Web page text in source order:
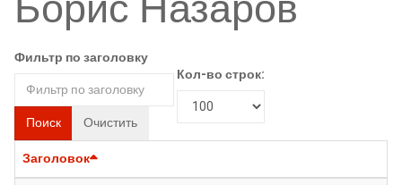
Фильтр по заголовку
Поиск Очистить
Кол-во строк:
Заголовок